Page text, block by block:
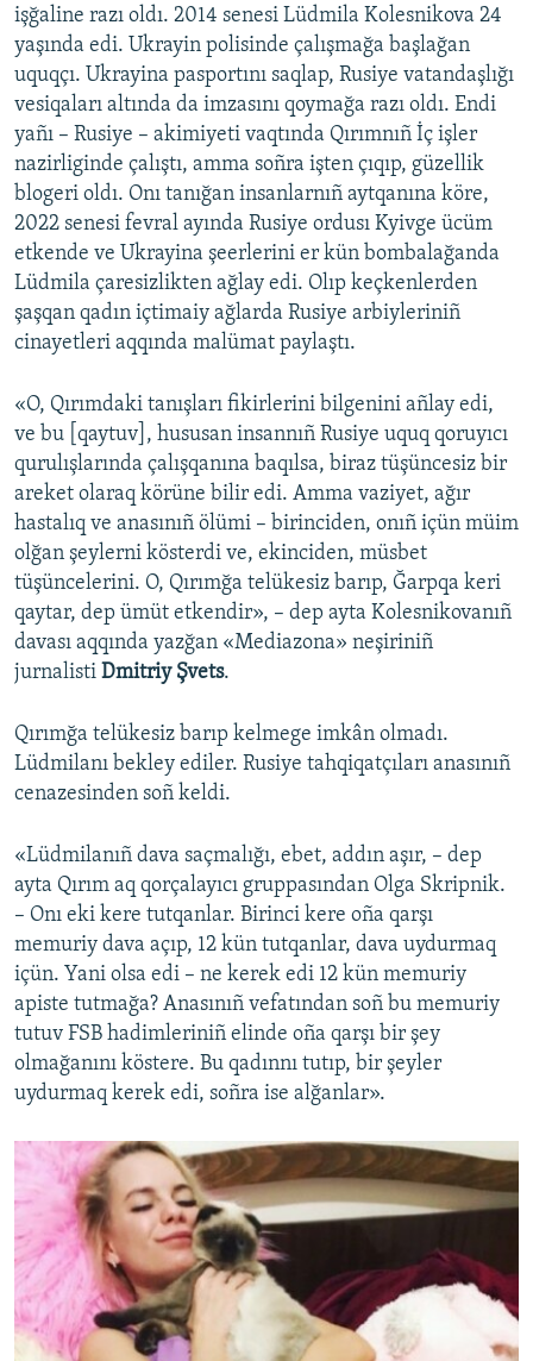
işğaline razı oldı. 2014 senesi Lüdmila Kolesnikova 24
yaşında edi. Ukrayin polisinde çalışmağa başlağan
uquqçı. Ukrayina pasportını saqlap, Rusiye vatandaşlığı
vesiqaları altında da imzasını qoymağa razı oldı. Endi
yañı – Rusiye – akimiyeti vaqtında Qırımnıñ İç işler
nazirliginde çalıştı, amma soñra işten çıqıp, güzellik
blogeri oldı. Onı tanığan insanlarnıñ aytqanına köre,
2022 senesi fevral ayında Rusiye ordusı Kyivge ücüm
etkende ve Ukrayina şeerlerini er kün bombalağanda
Lüdmila çaresizlikten ağlay edi. Olıp keçkenlerden
şaşqan qadın içtimaiy ağlarda Rusiye arbiyleriniñ
cinayetleri aqqında malümat paylaştı.
«O, Qırımdaki tanışları fikirlerini bilgenini añlay edi,
ve bu [qaytuv], hususan insannıñ Rusiye uquq qoruyıcı
qurulışlarında çalışqanına baqılsa, biraz tüşüncesiz bir
areket olaraq körüne bilir edi. Amma vaziyet, ağır
hastalıq ve anasınıñ ölümi – birinciden, onıñ içün müim
olğan şeylerni kösterdi ve, ekinciden, müsbet
tüşüncelerini. O, Qırımğa telükesiz barıp, Ğarpqa keri
qaytar, dep ümüt etkendir», – dep ayta Kolesnikovanıñ
davası aqqında yazğan «Mediazona» neşiriniñ
jurnalisti Dmitriy Şvets.
Qırımğa telükesiz barıp kelmege imkân olmadı.
Lüdmilanı bekley ediler. Rusiye tahqiqatçıları anasınıñ
cenazesinden soñ keldi.
«Lüdmilanıñ dava saçmalığı, ebet, addın aşır, – dep
ayta Qırım aq qorçalayıcı gruppasından Olga Skripnik.
– Onı eki kere tutqanlar. Birinci kere oña qarşı
memuriy dava açıp, 12 kün tutqanlar, dava uydurmaq
içün. Yani olsa edi – ne kerek edi 12 kün memuriy
apiste tutmağa? Anasınıñ vefatından soñ bu memuriy
tutuv FSB hadimleriniñ elinde oña qarşı bir şey
olmağanını köstere. Bu qadınnı tutıp, bir şeyler
uydurmaq kerek edi, soñra ise alğanlar».